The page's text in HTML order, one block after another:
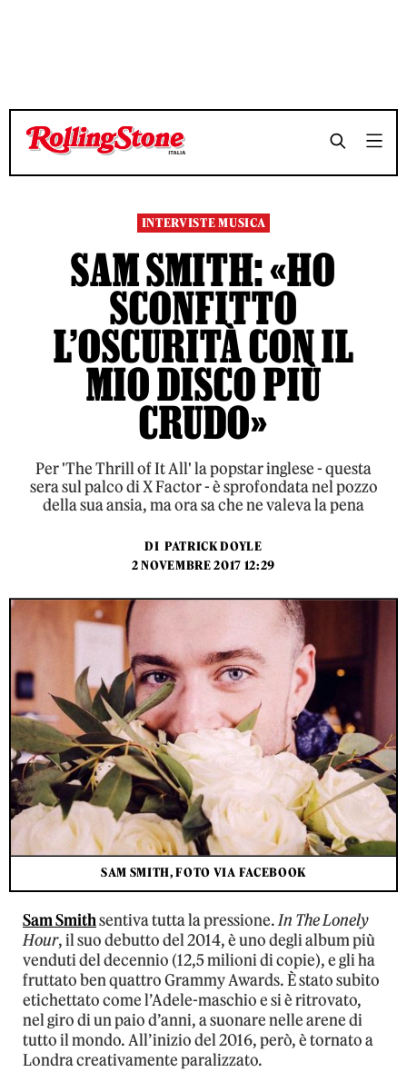
TEMPO DI LETTURA 6 MINUTI SHARE
TEMPO DI LETTURA 6 MINUTI SHARE
INTERVISTE MUSICA
SAM SMITH: «HO
SCONFITTO
L’OSCURITÀ CON IL
MIO DISCO PIÙ
CRUDO»
Per 'The Thrill of It All' la popstar inglese - questa
sera sul palco di X Factor - è sprofondata nel pozzo
della sua ansia, ma ora sa che ne valeva la pena
DI PATRICK DOYLE
2 NOVEMBRE 2017 12:29
SAM SMITH, FOTO VIA FACEBOOK
Sam Smithsentiva tutta la pressione.In The Lonely
Hour, il suo debutto del 2014, è uno degli album più
venduti del decennio (12,5 milioni di copie), e gli ha
fruttato ben quattro Grammy Awards. È stato subito
etichettato come l’Adele-maschio e si è ritrovato,
nel giro di un paio d’anni, a suonare nelle arene di
tutto il mondo. All’inizio del 2016, però, è tornato a
Londra creativamente paralizzato.